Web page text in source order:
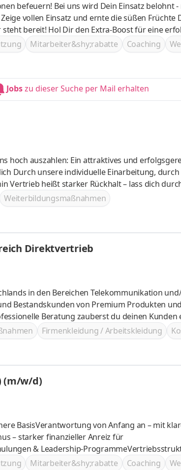
Einsatz belohnt - mit
vollen Einsatz und ernte die süßen Früchte
eine erfolgreiche
Seite bist Du bestens vorbereitet, um
Mitarbeiter&shy;rabatte Coaching
Jobszu dieser Suche per Mail erhalten
Weiterbildungsmaßnahmen
Direktvertrieb
in den Bereichen Telekommunikation
Firmenkleidung / Arbeitskleidung
(m/w/d)
BasisVerantwortung von Anfang an – mit
– starker finanzieller Anreiz für
& Leadership-
Mitarbeiter&shy;rabatte Coaching